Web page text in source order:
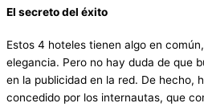
El secreto del éxito
Estos 4 hoteles tienen algo en
elegancia. Pero no hay duda de que
en la publicidad en la red. De hecho,
concedido por los internautas, que